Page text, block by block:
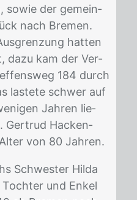
so­wie der ge­mein­
nach Bre­men.
hat­ten
dazu kam der Ver­
184 durch
las­te­te schwer auf
Jah­ren lie­
Ger­trud Ha­cken­
von 80 Jah­ren.
Schwes­ter Hil­da
und En­kel